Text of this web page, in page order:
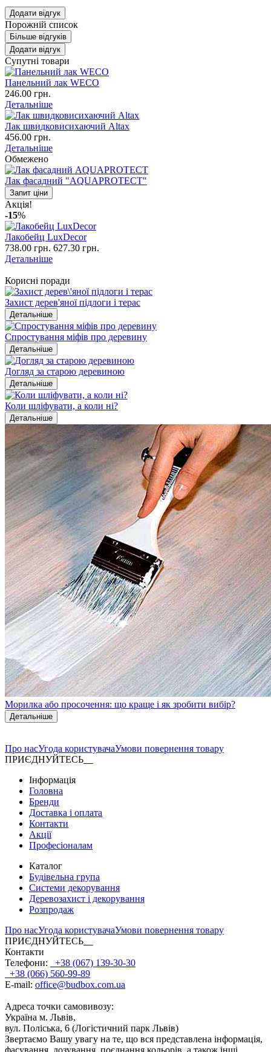
Додати відгук
Порожній список
Більше відгуків
Додати відгук
Супутні товари
Панельний лак WECO
246.00 грн.
Детальніше
Лак швидковисихаючий Altax
456.00 грн.
Детальніше
Обмежено
Лак фасадний "AQUAPROTECT"
Запит ціни
Акція!
-15%
Лакобейц LuxDecor
738.00 грн. 627.30 грн.
Детальніше
Корисні поради
Захист дерев'яної підлоги і терас
Детальніше
Спростування міфів про деревину
Детальніше
Догляд за старою деревиною
Детальніше
Коли шліфувати, а коли ні?
Детальніше
Морилка або просочення: що краще і як зробити вибір?
Детальніше
Про насУгода користувачаУмови повернення товару
ПРИЄДНУЙТЕСЬ
Інформація
Головна
Бренди
Доставка і оплата
Контакти
Акції
Професіоналам
Каталог
Будівельна група
Системи декорування
Деревозахист і декорування
Розпродаж
Про насУгода користувачаУмови повернення товару
ПРИЄДНУЙТЕСЬ
Контакти
Телефони:
+38 (067) 139-30-30
+38 (066) 560-99-89
E-mail: office@budbox.com.ua
Адреса точки самовивозу:
Україна м. Львів,
вул. Поліська, 6 (Логістичний парк Львів)
Звертаємо Вашу увагу на те, що вся представлена інформація,
фасування, дозування, поєднання кольорів, а також інші